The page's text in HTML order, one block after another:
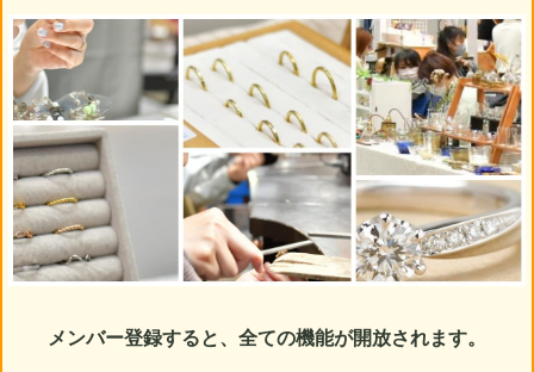
メンバー登録すると、全ての機能が開放されます。